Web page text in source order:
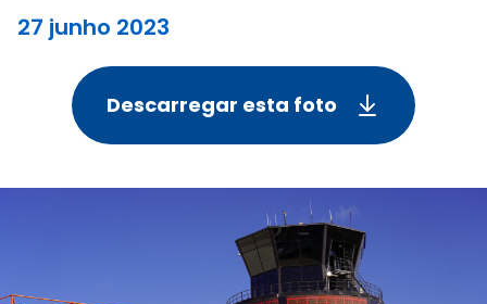
27 junho 2023
Descarregar esta foto